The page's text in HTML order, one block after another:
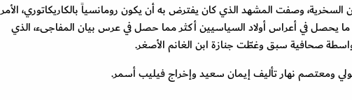
وصفت المشهد الذي كان يفترض به أن يكون رومانسياً بالكاريكاتوري، الأمر
ما يحصل في أعراس أولاد السياسيين أكثر مما حصل في عرس بيان المفاجىء، الذي
صحافية سبق وغطّت جنازة ابن الغانم الأصغر.
نهار تأليف إيمان سعيد وإخراج فيليب أسمر.